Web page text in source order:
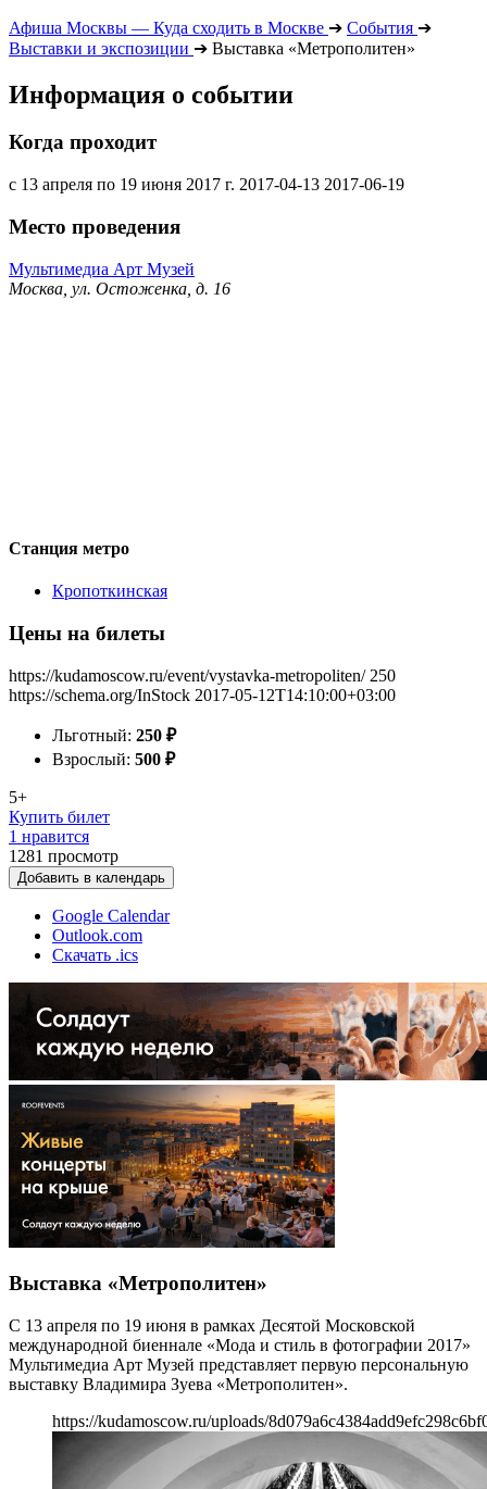
Афиша Москвы — Куда сходить в Москве ➔ События ➔
Выставки и экспозиции ➔ Выставка «Метрополитен»
Информация о событии
Когда проходит
с 13 апреля по 19 июня 2017 г. 2017-04-13 2017-06-19
Место проведения
Мультимедиа Арт Музей
Москва, ул. Остоженка, д. 16
Станция метро
Кропоткинская
Цены на билеты
https://kudamoscow.ru/event/vystavka-metropoliten/ 250
https://schema.org/InStock 2017-05-12T14:10:00+03:00
Льготный: 250 ₽
Взрослый: 500 ₽
5+
Купить билет
1 нравится
1281 просмотр
Добавить в календарь
Google Calendar
Outlook.com
Скачать .ics
Выставка «Метрополитен»
С 13 апреля по 19 июня в рамках Десятой Московской
международной биеннале «Мода и стиль в фотографии 2017»
Мультимедиа Арт Музей представляет первую персональную
выставку Владимира Зуева «Метрополитен».
https://kudamoscow.ru/uploads/